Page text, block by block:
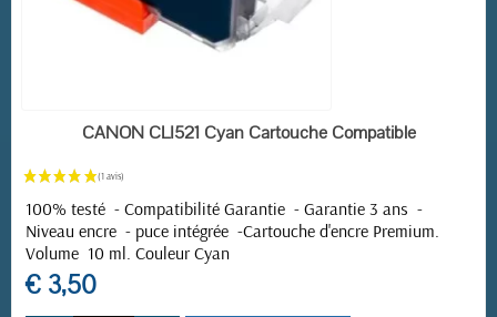
EN STOCK
CANON CLI521 Cyan Cartouche Compatible
100% testé - Compatibilité Garantie - Garantie 3 ans -
Niveau encre - puce intégrée -Cartouche d'encre Premium.
Volume 10 ml. Couleur Cyan
€ 3,50